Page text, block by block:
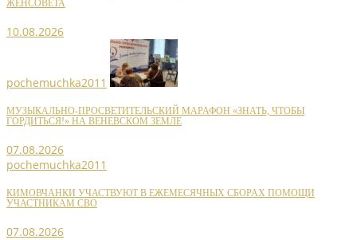
ЖЕНСОВЕТА
10.08.2026
pochemuchka2011
МУЗЫКАЛЬНО-ПРОСВЕТИТЕЛЬСКИЙ МАРАФОН «ЗНАТЬ, ЧТОБЫ
ГОРДИТЬСЯ!» НА ВЕНЕВСКОМ ЗЕМЛЕ
07.08.2026
pochemuchka2011
КИМОВЧАНКИ УЧАСТВУЮТ В ЕЖЕМЕСЯЧНЫХ СБОРАХ ПОМОЩИ
УЧАСТНИКАМ СВО
07.08.2026